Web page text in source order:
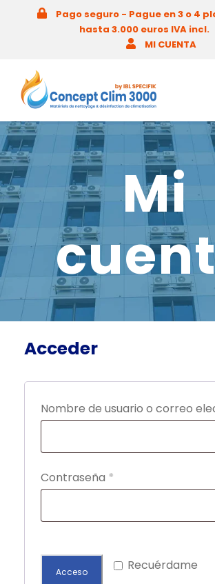
Pago seguro - Pague en 3 o 4
hasta 3.000 euros IVA incl.
MI CUENTA
Mi
Acceder
Nombre de usuario o correo
Contraseña *
l
g Recuérdame
Acceso